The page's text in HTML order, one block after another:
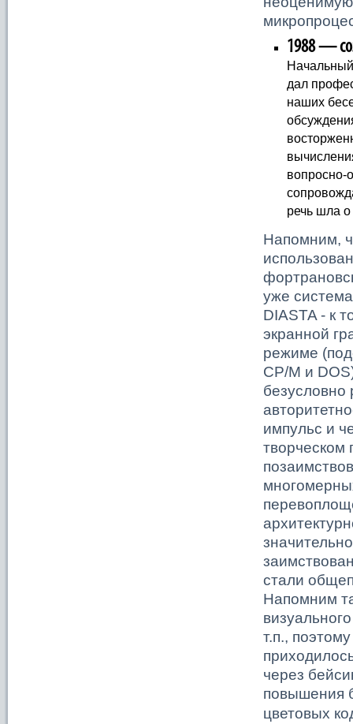
1988 —
дал
наших
вопросно-
речь шла
Напомним,
уже
DIASTA - к
экранной
режиме
CP/M и
импульс и
творческом
стали
Напомним
т.п.,
через
повышения
цветовых